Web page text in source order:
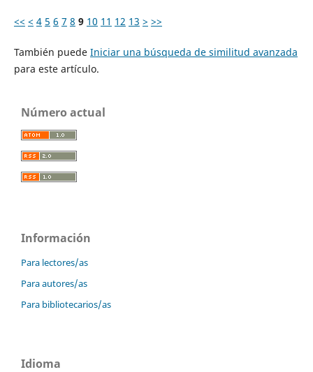
<< < 4 5 6 7 8 9 10 11 12 13 > >>
También puede Iniciar una búsqueda de similitud avanzada
para este artículo.
Número actual
Información
Para lectores/as
Para autores/as
Para bibliotecarios/as
Idioma